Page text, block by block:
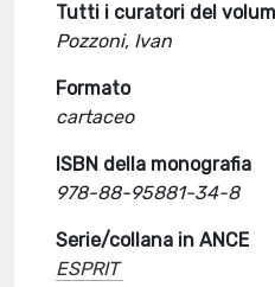
Tutti i curatori del
Pozzoni, Ivan
Formato
cartaceo
ISBN della monografia
978-88-95881-34-8
Serie/collana in ANCE
ESPRIT